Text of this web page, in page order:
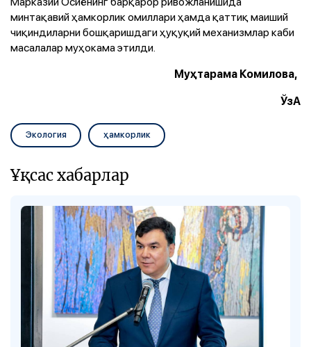
минтақавий ҳамкорлик омиллари ҳамда қаттиқ маиший
чиқиндиларни бошқаришдаги ҳуқуқий механизмлар каби
масалалар муҳокама этилди.
Муҳтарама Комилова,
ЎзА
Экология ҳамкорлик
Ұқсас хабарлар